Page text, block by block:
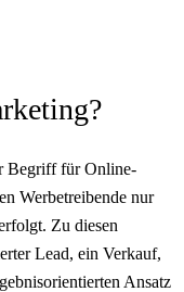
Begriff für Online-
Werbetreibende nur
Zu diesen
Lead, ein Verkauf,
Ansatz